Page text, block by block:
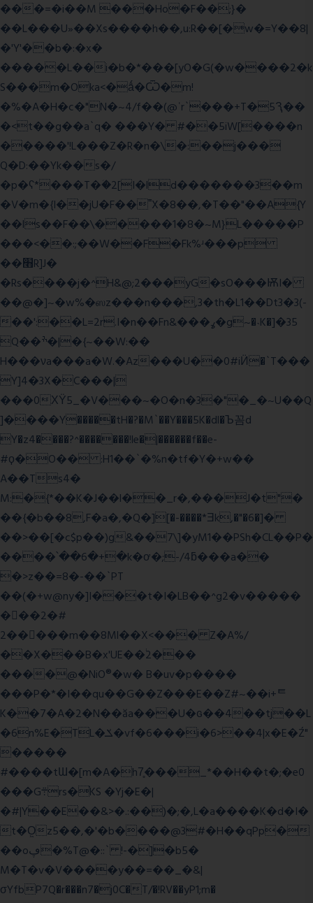
���=�i��M ���Ho�F��;}�
��L���U»��Xs����h��,u:R��[�w�=Y��8|
�'Y'��b�:�x�
�����L��i�b�*���[yO�G(�w����2�k
S���m�Oka<�ǻ�Ѿ�m!
�%�A�H�c�"N�~4/f��(@ʿr`���+T�5Ԇ��
�<t��g��a`q� ���Y� #��5iW[����n
�����'!L���Z�R�n�\�:��j���
Q�D:��Yk��s�/
�p�ʕ*���T�ؘ�2[I�ld�������3��m
�V�m�{I��jU�F��˭X�8��,�T��"��A{Y
��ls��F��\�����1�8�~M}L�����P
���<��:;��W��F�Fk%ʴ���p
��׫R]J�
�Rs����j�^H&@;2���yG�sO���ѬI�
��@�]~�w%�ஸz���n���,3�th�L1��Dt3�3(-
��':��L=2r.I�n��Fn&���ߩ�g~�˴K�]�35
Q��ׯ�|�{~��W:��
H���νa���a�W.�Az���U��0#iӤ�`T���
Y]4�3X�C���|
���0ХΫ5_�V���~�O�n�3�"�_�~U��Q
]����Y�����tH�?�M`��Y���5K�dl�Ъ꼼d
Y�z4����?^�������!le�|������f��e-
#ϙ�O�� :H1��`�%n�tf�Y�+w��
A��Ts4�
M:�{*��K�J��l��_r�,���J�t"�
��{�b��8,F�a�,�Q�][�-����*Ǝk,�"�6�]�
��>��[�c$p��)g&��7\]�yM1��PSh�CL��P�
����՝��6�+�k�ơ�;-/4ƃ���a��
�>z��=8�-��`PT
��(�+w@ny�]I���t�I�LB��^g2�v�����
��ٕ�2�#
2�����m��8Ml��X<��� Z�A%/
��X���B�x'UE��֔2���
����@�NiO®�w� B�uv�p����
���P�*�I��qu��G��Z��� E��Z#~��i+ᄐ
K��7�A�2�N��ăa���U�ɢ��4��tj��L
�6n%E�TL�ݎ�vf�6���i�6>��4|x�E�Ź"
�����
#����tƜ�[m�A�h7̥���_*��H��t�;�e0
���G܊rs�֗KS �Yj�E�|
�#|Y��E��&>�.:��)�;�,L�a����K�d�I�
t�O͖z5��,�'�b����@3#�H��qPp�
��oڥ�%T@�::` !-�]�b5�
M�T�v�V����y��=��_�&|
σYfbP7Q�r���n7�j0C�T/�!RV��yP1;m�